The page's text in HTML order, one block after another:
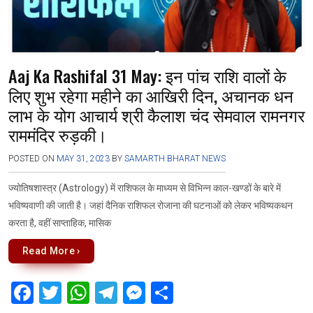
Aaj Ka Rashifal 31 May: इन पांच राशि वालों के
लिए शुभ रहेगा महीने का आखिरी दिन, अचानक धन
लाभ के योग आचार्य श्री कैलाश चंद सेमवाल रामनगर
राममंदिर रुड़की।
POSTED ON MAY 31, 2023 BY SAMARTH BHARAT NEWS
ज्योतिषशास्त्र (Astrology) में राशिफल के माध्यम से विभिन्न काल-खण्डों के बारे में
भविष्यवाणी की जाती है। जहां दैनिक राशिफल रोजाना की घटनाओं को लेकर भविष्यकथन
करता है, वहीं साप्ताहिक, मासिक
Read More ›
F
T
W T
M